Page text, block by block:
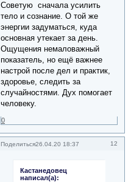
Советую сначала усилить
тело и сознание. О той же
энергии задуматься, куда
основная утекает за день.
Ощущения немаловажный
показатель, но ещё важнее
настрой после дел и практик,
здоровье, следить за
случайностями. Дух помогает
человеку.
0
Поделиться 12
26.04.20 18:37
Кастанедовец
написал(а):